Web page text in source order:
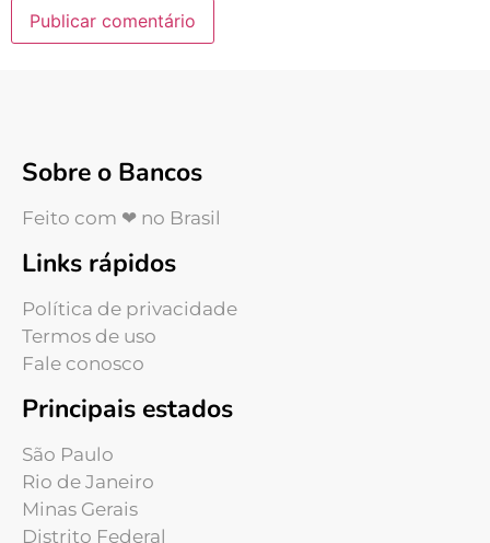
Sobre o Bancos
Feito com ❤ no Brasil
Links rápidos
Política de privacidade
Termos de uso
Fale conosco
Principais estados
São Paulo
Rio de Janeiro
Minas Gerais
Distrito Federal